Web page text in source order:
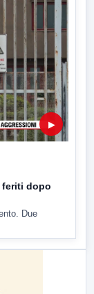
▶
feriti dopo
Due